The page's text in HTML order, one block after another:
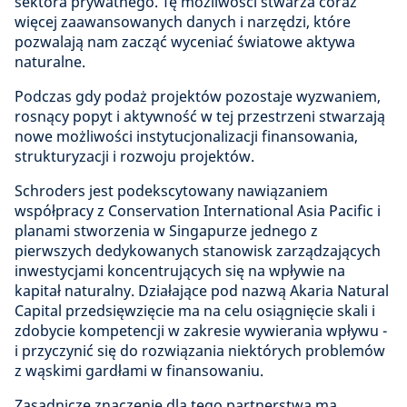
więcej zaawansowanych danych i narzędzi, które
pozwalają nam zacząć wyceniać światowe aktywa
naturalne.
Podczas gdy podaż projektów pozostaje wyzwaniem,
rosnący popyt i aktywność w tej przestrzeni stwarzają
nowe możliwości instytucjonalizacji finansowania,
strukturyzacji i rozwoju projektów.
Schroders jest podekscytowany nawiązaniem
współpracy z Conservation International Asia Pacific i
planami stworzenia w Singapurze jednego z
pierwszych dedykowanych stanowisk zarządzających
inwestycjami koncentrujących się na wpływie na
kapitał naturalny. Działające pod nazwą Akaria Natural
Capital przedsięwzięcie ma na celu osiągnięcie skali i
zdobycie kompetencji w zakresie wywierania wpływu -
i przyczynić się do rozwiązania niektórych problemów
z wąskimi gardłami w finansowaniu.